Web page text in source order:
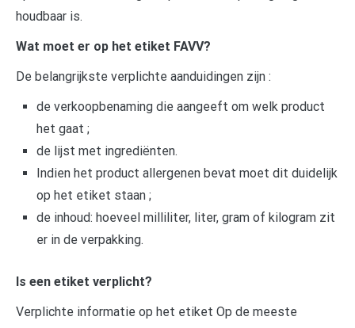
houdbaar is.
Wat moet er op het etiket FAVV?
De belangrijkste verplichte aanduidingen zijn :
de verkoopbenaming die aangeeft om welk product
het gaat ;
de lijst met ingrediënten.
Indien het product allergenen bevat moet dit duidelijk
op het etiket staan ;
de inhoud: hoeveel milliliter, liter, gram of kilogram zit
er in de verpakking.
Is een etiket verplicht?
Verplichte informatie op het etiket Op de meeste